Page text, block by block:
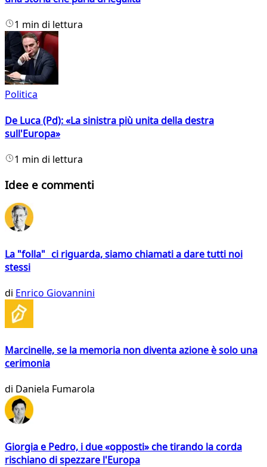
1 min di lettura
Politica
De Luca (Pd): «La sinistra più unita della destra
sull'Europa»
1 min di lettura
Idee e commenti
La "folla" ci riguarda, siamo chiamati a dare tutti noi
stessi
di Enrico Giovannini
Marcinelle, se la memoria non diventa azione è solo una
cerimonia
di Daniela Fumarola
Giorgia e Pedro, i due «opposti» che tirando la corda
rischiano di spezzare l'Europa